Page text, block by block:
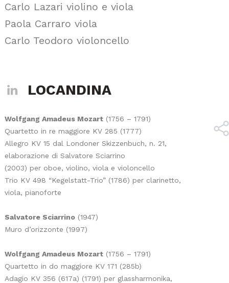
Carlo Lazari violino e viola
Paola Carraro viola
Carlo Teodoro violoncello
LOCANDINA
Wolfgang Amadeus Mozart (1756 – 1791)
Quartetto in re maggiore KV 285 (1777)
Allegro KV 15 dal Londoner Skizzenbuch, n. 21,
elaborazione di Salvatore Sciarrino
(2003) per oboe, violino, viola e violoncello
Trio KV 498 “Kegelstatt-Trio” (1786) per clarinetto,
viola, pianoforte
Salvatore Sciarrino (1947)
Muro d’orizzonte (1997)
Wolfgang Amadeus Mozart (1756 – 1791)
Quartetto in do maggiore KV 171 (285b)
Adagio KV 356 (617a) (1791) per glassharmonika,